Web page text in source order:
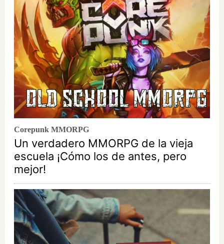
Corepunk MMORPG
Un verdadero MMORPG de la vieja
escuela ¡Cómo los de antes, pero
mejor!